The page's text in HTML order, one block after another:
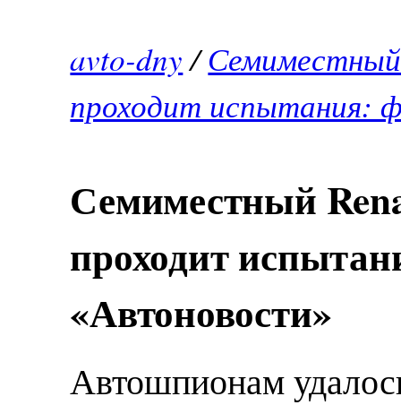
avto-dny/
проходит испытания:
Семиместный
проходит
«Автоновости»
Автошпионам